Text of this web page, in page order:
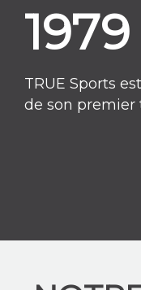
1979
TRUE Sports
de son premier